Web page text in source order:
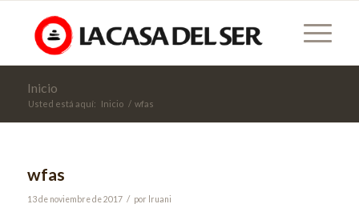
Inicio
Usted está aquí: Inicio / wfas
wfas
13 de noviembre de 2017 / por lruani